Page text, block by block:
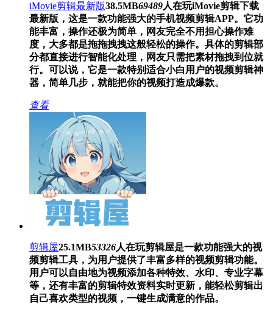
iMovie剪辑最新版38.5MB69489人在玩iMovie剪辑下载
最新版，这是一款功能强大的手机视频剪辑APP。它功
能丰富，操作还极为简单，网友完全不用担心操作难
度，大多都是拖拖拽拽这般轻松的操作。具体的剪辑部
分都直接进行智能化处理，网友只需把素材拖拽到位就
行。可以说，它是一款特别适合小白用户的视频剪辑神
器，简单几步，就能把你的视频打造成爆款。
查看
剪辑屋25.1MB53326人在玩剪辑屋是一款功能强大的视
频剪辑工具，为用户提供了丰富多样的视频剪辑功能。
用户可以自由地为视频添加各种特效、水印、专业字幕
等，还有丰富的剪辑特效资料实时更新，能轻松剪辑出
自己喜欢类型的视频，一键生成满意的作品。